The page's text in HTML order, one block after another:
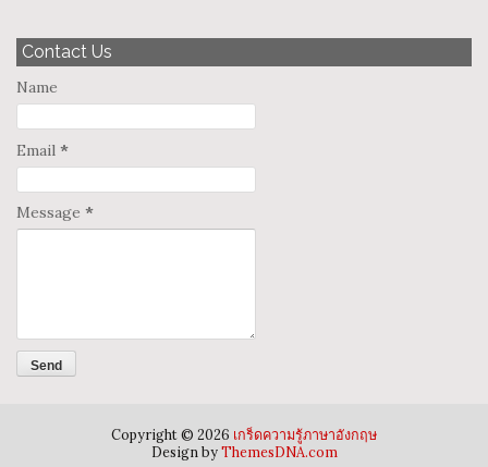
Contact Us
Name
Email *
Message *
Copyright © 2026 เกร็ดความรู้ภาษาอังกฤษ
Design byThemesDNA.com